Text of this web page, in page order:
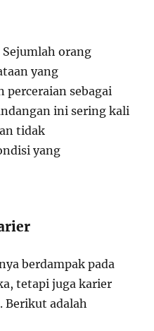
Sejumlah orang
yang
sebagai
ini sering kali
tidak
yang
berdampak pada
tetapi juga karier
Berikut adalah